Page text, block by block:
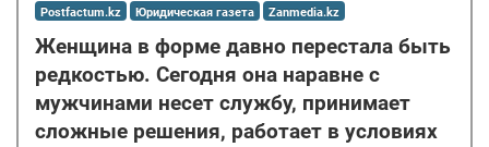
Postfactum.kz Юридическая газета Zanmedia.kz
Женщина в форме давно перестала быть
редкостью. Сегодня она наравне с
мужчинами несет службу, принимает
сложные решения, работает в условиях